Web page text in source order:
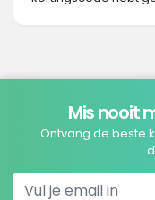
Mis nooit
Ontvang de beste